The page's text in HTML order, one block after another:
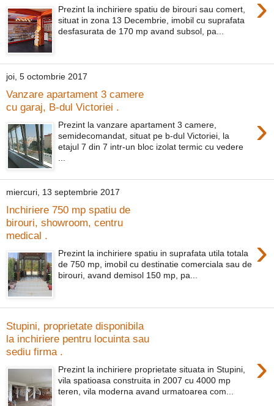
›
Prezint la inchiriere spatiu de birouri sau comert,
situat in zona 13 Decembrie, imobil cu suprafata
desfasurata de 170 mp avand subsol, pa...
joi, 5 octombrie 2017
Vanzare apartament 3 camere
cu garaj, B-dul Victoriei .
›
Prezint la vanzare apartament 3 camere,
semidecomandat, situat pe b-dul Victoriei, la
etajul 7 din 7 intr-un bloc izolat termic cu vedere
miercuri, 13 septembrie 2017
Inchiriere 750 mp spatiu de
birouri, showroom, centru
medical .
›
Prezint la inchiriere spatiu in suprafata utila totala
de 750 mp, imobil cu destinatie comerciala sau de
birouri, avand demisol 150 mp, pa...
Stupini, proprietate disponibila
la inchiriere pentru locuinta sau
sediu firma .
›
Prezint la inchiriere proprietate situata in Stupini,
vila spatioasa construita in 2007 cu 4000 mp
teren, vila moderna avand urmatoarea com...